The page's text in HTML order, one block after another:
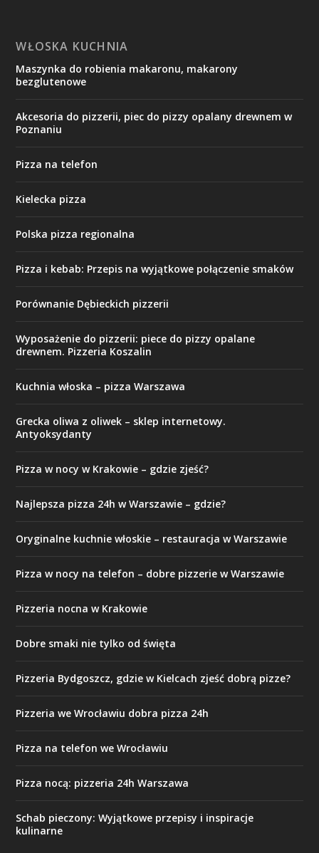
WŁOSKA KUCHNIA
Maszynka do robienia makaronu, makarony
bezglutenowe
Akcesoria do pizzerii, piec do pizzy opalany drewnem w
Poznaniu
Pizza na telefon
Kielecka pizza
Polska pizza regionalna
Pizza i kebab: Przepis na wyjątkowe połączenie smaków
Porównanie Dębieckich pizzerii
Wyposażenie do pizzerii: piece do pizzy opalane
drewnem. Pizzeria Koszalin
Kuchnia włoska – pizza Warszawa
Grecka oliwa z oliwek – sklep internetowy.
Antyoksydanty
Pizza w nocy w Krakowie – gdzie zjeść?
Najlepsza pizza 24h w Warszawie – gdzie?
Oryginalne kuchnie włoskie – restauracja w Warszawie
Pizza w nocy na telefon – dobre pizzerie w Warszawie
Pizzeria nocna w Krakowie
Dobre smaki nie tylko od święta
Pizzeria Bydgoszcz, gdzie w Kielcach zjeść dobrą pizze?
Pizzeria we Wrocławiu dobra pizza 24h
Pizza na telefon we Wrocławiu
Pizza nocą: pizzeria 24h Warszawa
Schab pieczony: Wyjątkowe przepisy i inspiracje
kulinarne